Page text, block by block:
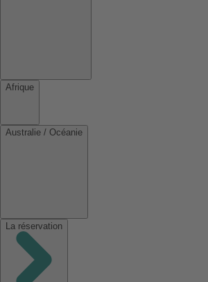
Afrique
Australie / Océanie
La réservation